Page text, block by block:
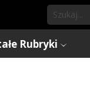
Rubryki